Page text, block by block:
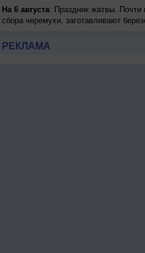
На 6 августа: Праздник жатвы. Почти
сбора черемухи, заготавливают
РЕКЛАМА